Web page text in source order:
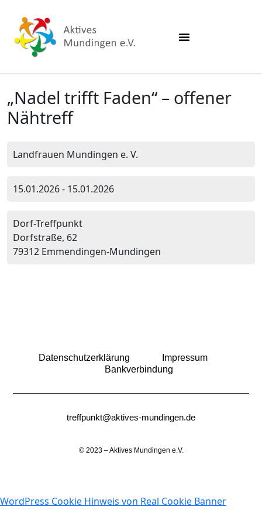
„Nadel trifft Faden“ – offener
Nähtreff
Landfrauen Mundingen e. V.
15.01.2026 - 15.01.2026
Dorf-Treffpunkt
Dorfstraße, 62
79312 Emmendingen-Mundingen
Datenschutzerklärung
Impressum
Bankverbindung
treffpunkt@aktives-mundingen.de
© 2023 – Aktives Mundingen e.V.
WordPress Cookie Hinweis von Real Cookie Banner